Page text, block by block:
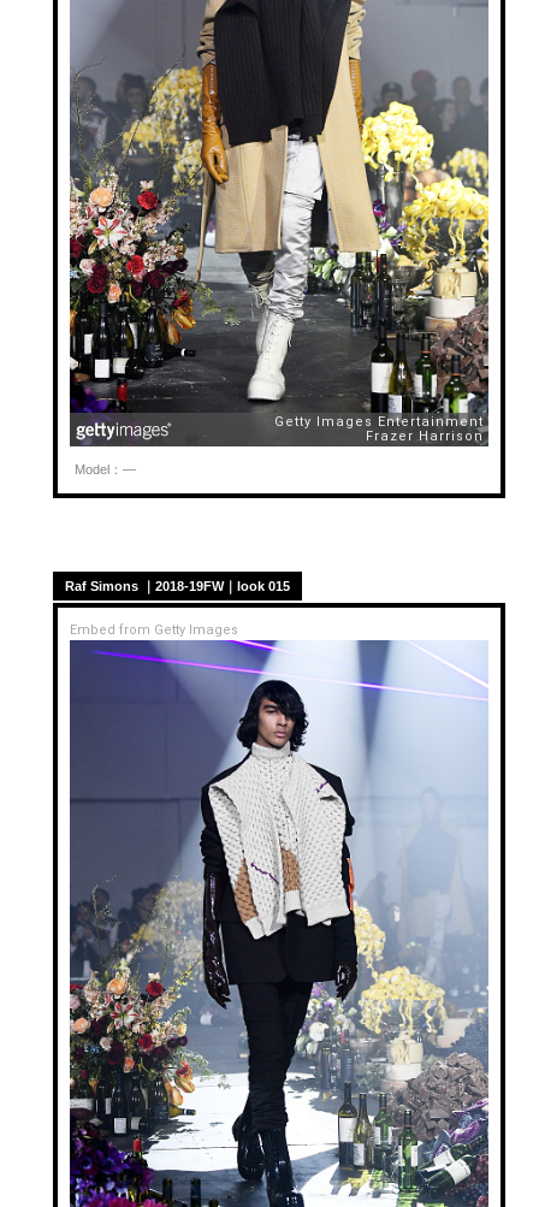
Model：—
Raf Simons ｜2018-19FW｜look 015
Embed from Getty Images